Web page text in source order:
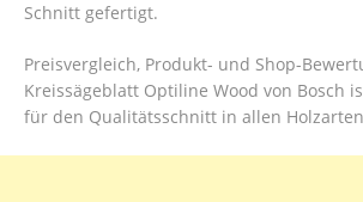
Schnitt gefertigt.
Preisvergleich, Produkt- und Shop-
Kreissägeblatt Optiline Wood von Bosch
für den Qualitätsschnitt in allen